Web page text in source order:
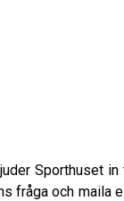
Sporthuset
fråga och